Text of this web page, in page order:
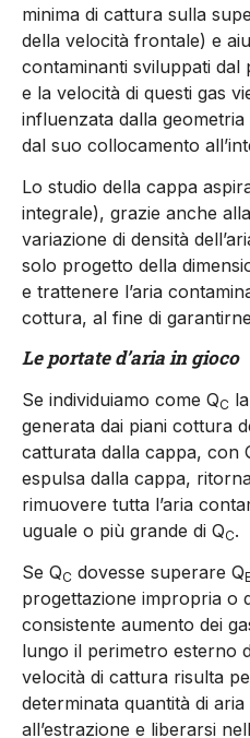
minima di cattura sulla
della velocità frontale) e
contaminanti sviluppati dal
e la velocità di questi gas
influenzata dalla
dal suo collocamento
Lo studio della cappa
integrale), grazie anche
variazione di densità
solo progetto della
e trattenere l’aria
cottura, al fine di
Le portate d’aria in gioco
Se individuiamo come QC
generata dai piani cottura
catturata dalla cappa, con
espulsa dalla cappa,
rimuovere tutta l’aria
uguale o più grande di QC.
Se QC dovesse superare Q
progettazione impropria o
consistente aumento dei
lungo il perimetro esterno
velocità di cattura risulta
determinata quantità di
all’estrazione e liberarsi